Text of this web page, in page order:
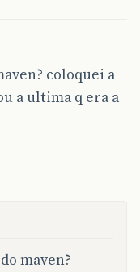
coloquei a
a ultima q era a
maven?